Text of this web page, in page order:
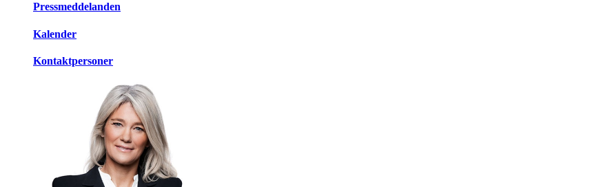
Pressmeddelanden
Kalender
Kontaktpersoner